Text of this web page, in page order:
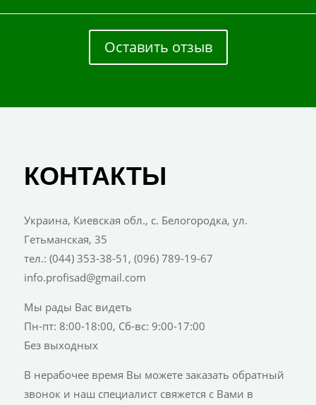
Оставить отзыв
КОНТАКТЫ
Украина, Киевская обл., с. Белогородка, ул.
Гетьманская, 35
тел.: (044) 353-38-51, (096) 789-19-67
info.profisad@gmail.com
Мы рады Вас видеть
Пн-пт: 8:00-18:00, Сб-вс: 9:00-17:00
Без выходных
В нерабочее время Вы можете заказать обратный
звонок и наш специалист свяжется с Вами в